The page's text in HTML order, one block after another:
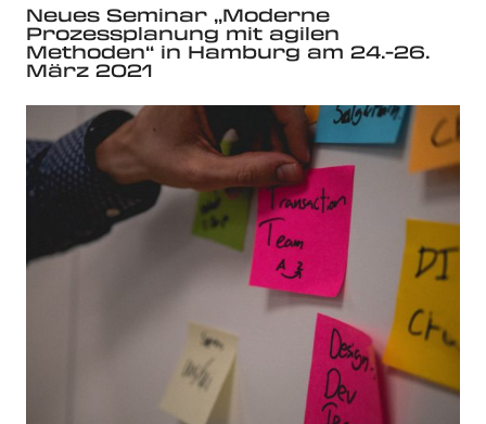
Neues Seminar „Moderne
Prozessplanung mit agilen
Methoden“ in Hamburg am 24.-26.
März 2021